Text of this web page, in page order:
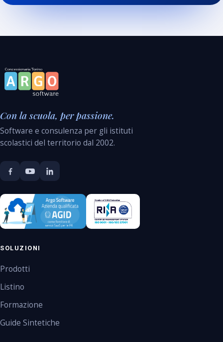
Con la scuola, per passione.
Software e consulenza per gli istituti
scolastici del territorio dal 2002.
SOLUZIONI
Prodotti
Listino
Formazione
Guide Sintetiche